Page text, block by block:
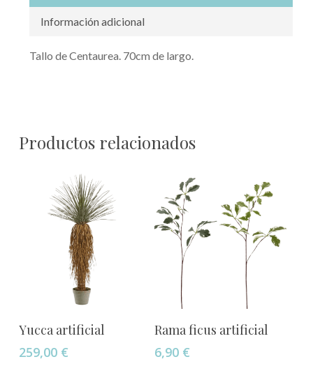
Información adicional
Tallo de Centaurea. 70cm de largo.
Productos relacionados
Añadir Al Carrito
Yucca artificial
259,00 €
Añadir Al Carrito
Rama ficus artificial
6,90 €